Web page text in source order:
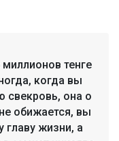
тенге
когда вы
свекровь, она о
обижается, вы
главу жизни, а